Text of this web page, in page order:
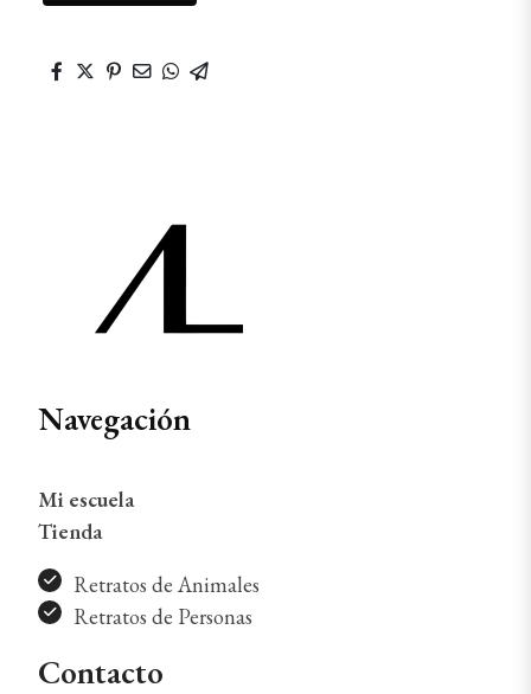
Navegación
Mi escuela
Tienda
Retratos de Animales
Retratos de Personas
Contacto